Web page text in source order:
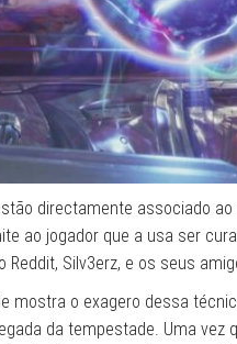
directamente associado
ao jogador que a usa ser
Reddit, Silv3erz, e os seus
mostra o exagero dessa
da tempestade. Uma